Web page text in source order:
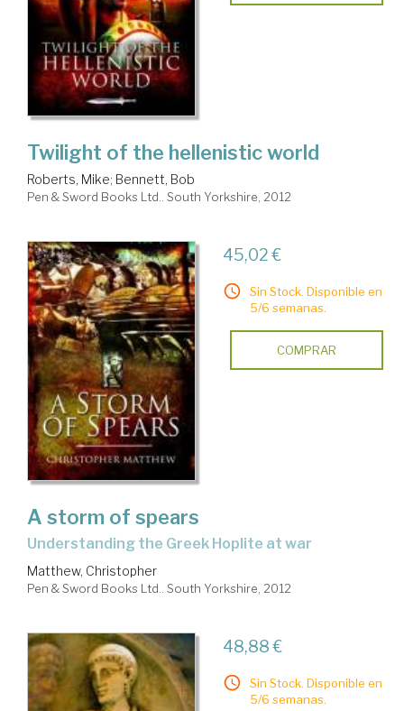
Twilight of the hellenistic world
Roberts, Mike; Bennett, Bob
Pen & Sword Books Ltd.. South Yorkshire, 2012
45,02 €
Sin Stock. Disponible en
5/6 semanas.
COMPRAR
A storm of spears
understanding the Greek Hoplite at war
Matthew, Christopher
Pen & Sword Books Ltd.. South Yorkshire, 2012
48,88 €
Sin Stock. Disponible en
5/6 semanas.